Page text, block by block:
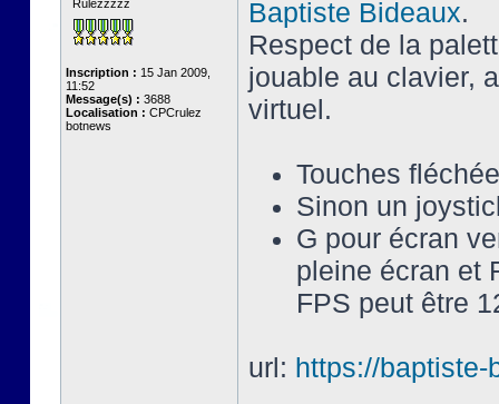
Rulezzzzz
Inscription : 15 Jan 2009,
11:52
Message(s) : 3688
Localisation : CPCrulez
botnews
Baptiste Bideaux.
Respect de la
jouable au clavier,
virtuel.
Touches
Sinon un
G pour écran
pleine écran et
FPS peut être
url: https://